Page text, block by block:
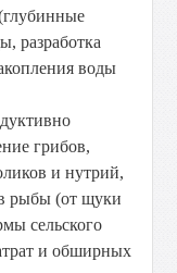
разработка
воды
грибов,
и нутрий,
рыбы (от щуки
сельского
и обширных